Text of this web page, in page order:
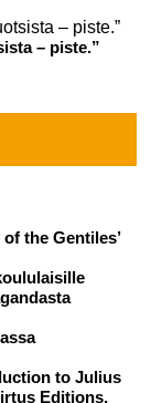
– piste.”
the Gentiles’
to Julius
Editions,